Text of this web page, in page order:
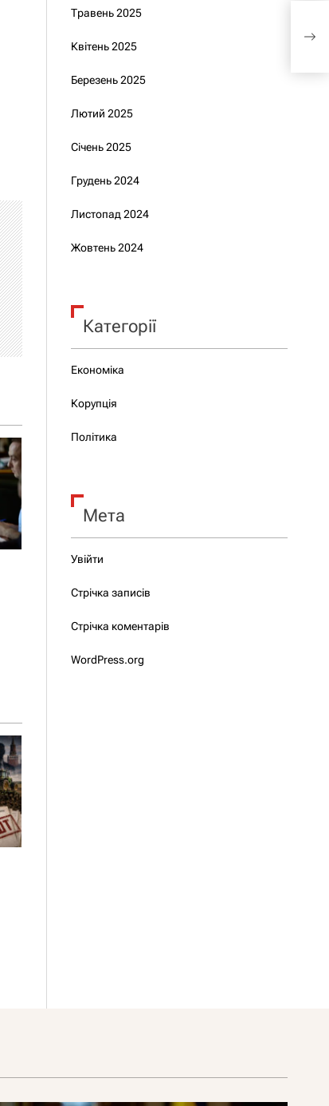
Травень 2025
Квітень 2025
Березень 2025
Лютий 2025
Січень 2025
Грудень 2024
Листопад 2024
Жовтень 2024
Категорії
Економіка
Корупція
Політика
Мета
Увійти
Стрічка записів
Стрічка коментарів
WordPress.org